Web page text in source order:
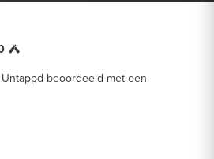
beoordeeld met een